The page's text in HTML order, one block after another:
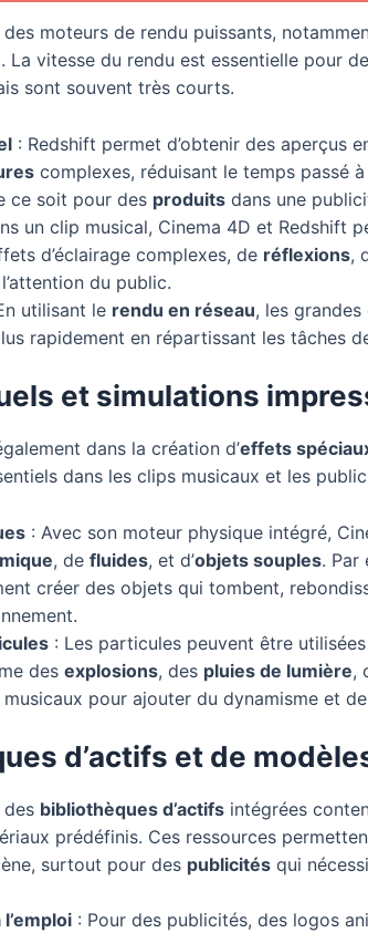
moteurs de rendu puissants,
. La vitesse du rendu est essentielle pour
sont souvent très courts.
: Redshift permet d’obtenir des aperçus
complexes, réduisant le temps passé
ce soit pour des produits dans une
un clip musical, Cinema 4D et Redshift
d’éclairage complexes, de réflexions,
du public.
utilisant le rendu en réseau, les
rapidement en répartissant les tâches
et simulations
dans la création d’effets
dans les clips musicaux et les
: Avec son moteur physique intégré,
, de fluides, et d’objets souples. Par
créer des objets qui tombent,
: Les particules peuvent être
des explosions, des pluies de lumière,
pour ajouter du dynamisme et
d’actifs et de
bibliothèques d’actifs intégrées
prédéfinis. Ces ressources
surtout pour des publicités qui
: Pour des publicités, des logos